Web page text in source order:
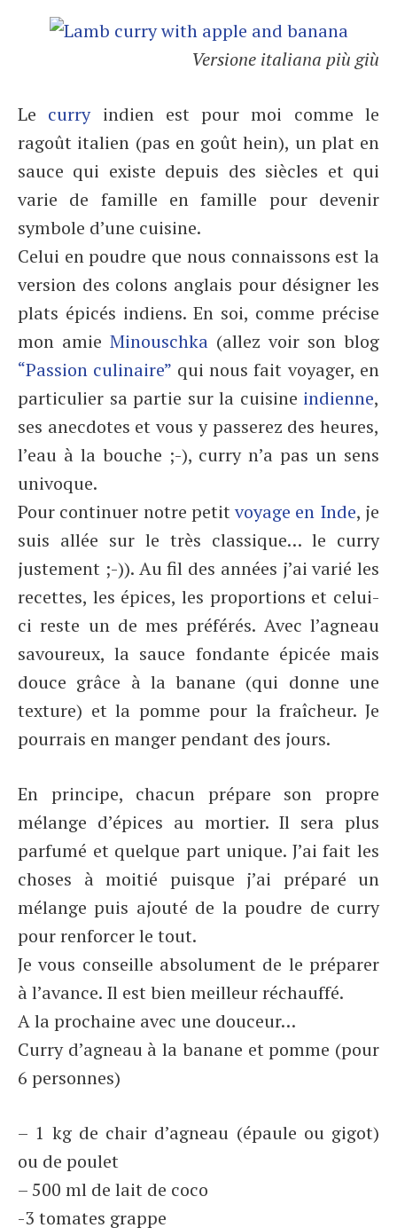
Versione italiana più giù
Le curryindien est pour moi comme le
ragoût italien (pas en goût hein), un plat en
sauce qui existe depuis des siècles et qui
varie de famille en famille pour devenir
symbole d’une cuisine.
Celui en poudre que nous connaissons est la
version des colons anglais pour désigner les
plats épicés indiens. En soi, comme précise
mon amie Minouschka (allez voir son blog
“Passion culinaire” qui nous fait voyager, en
particulier sa partie sur la cuisine indienne,
ses anecdotes et vous y passerez des heures,
l’eau à la bouche ;-), curry n’a pas un sens
univoque.
Pour continuer notre petitvoyage en Inde, je
suis allée sur le très classique… le curry
justement ;-)). Au fil des années j’ai varié les
recettes, les épices, les proportions et celui-
ci reste un de mes préférés. Avec l’agneau
savoureux, la sauce fondante épicée mais
douce grâce à la banane (qui donne une
texture) et la pomme pour la fraîcheur. Je
pourrais en manger pendant des jours.
En principe, chacun prépare son propre
mélange d’épices au mortier. Il sera plus
parfumé et quelque part unique. J’ai fait les
choses à moitié puisque j’ai préparé un
mélange puis ajouté de la poudre de curry
pour renforcer le tout.
Je vous conseille absolument de le préparer
à l’avance. Il est bien meilleur réchauffé.
A la prochaine avec une douceur…
Curry d’agneau à la banane et pomme (pour
6 personnes)
– 1 kg de chair d’agneau (épaule ou gigot)
ou de poulet
– 500 ml de lait de coco
-3 tomates grappe